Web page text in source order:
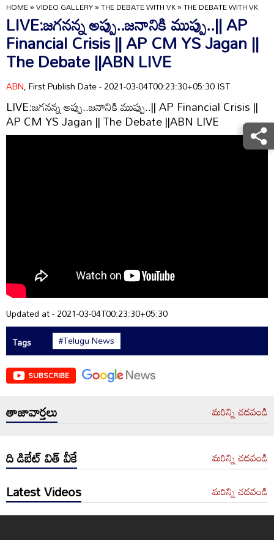
HOME»VIDEO GALLERY»THE DEBATE WITH VK»THE DEBATE WITH VK
LIVE:జగనన్న అప్పు..జనానికి ముప్పు..|| AP
Financial Crisis || AP CM YS Jagan ||
The Debate ||ABN LIVE
ABN, First Publish Date - 2021-03-04T00:23:30+05:30 IST
LIVE:జగనన్న అప్పు..జనానికి ముప్పు..|| AP Financial Crisis ||
AP CM YS Jagan || The Debate ||ABN LIVE
Updated at - 2021-03-04T00:23:30+05:30
Tags
#Telugu News
SUBSCRIBE
తాజావార్తలు మరిన్ని చదవండి
ది డిబేట్ విత్ వీకే మరిన్ని చదవండి
Latest Videos మరిన్ని చదవండి